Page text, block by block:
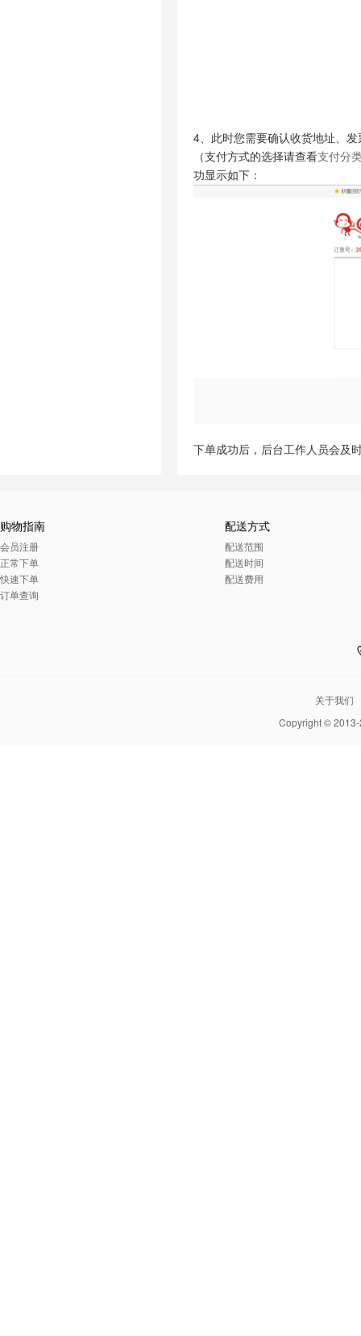
4、此时您需要确认收货地址、
（支付方式的选择请查看支付分
功显示如下：
下单成功后，后台工作人员会及
购物指南
会员注册
正常下单
快速下单
订单查询
配送方式
配送范围
配送时间
配送费用
关于我们
Copyright ©